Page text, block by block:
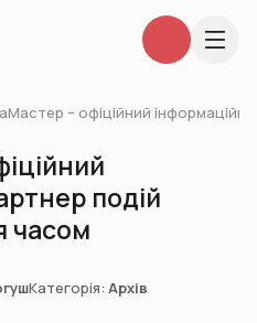
– офіційний
подій
часом
Категорія: Архів